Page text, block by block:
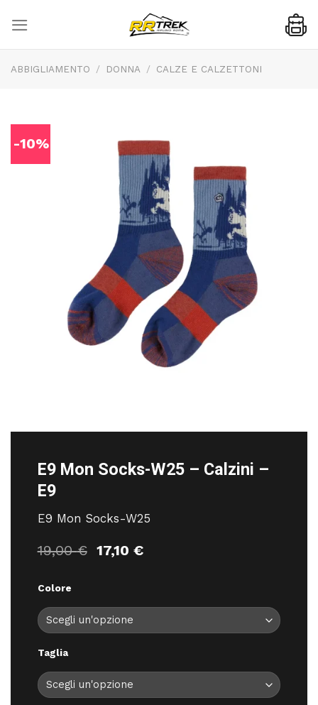
content
ABBIGLIAMENTO / DONNA / CALZE E CALZETTONI
-10%
E9 Mon Socks-W25 – Calzini –
E9
E9 Mon Socks-W25
19,00€ Il
19,00 €.
17,10 €Il
17,10 €.
Colore
Taglia